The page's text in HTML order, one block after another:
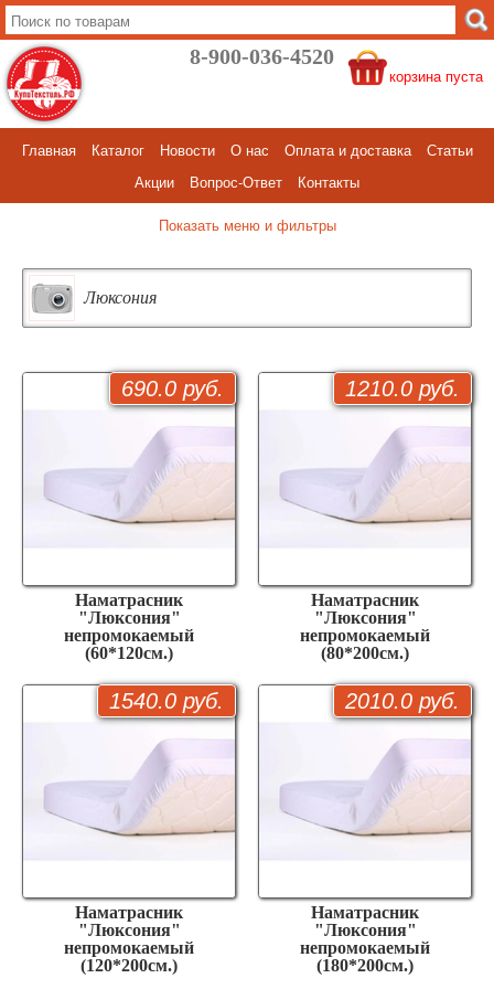
корзина пуста
8-900-036-4520
Главная Каталог Новости О нас Оплата и доставка
Статьи
Акции
Вопрос-Ответ Контакты
меню и фильтры
Люксония
Наматрасник
"Люксония"
непромокаемый
(60*120см.)
690.0 руб.
Наматрасник
"Люксония"
непромокаемый
(80*200см.)
1210.0 руб.
Наматрасник
"Люксония"
непромокаемый
(120*200см.)
1540.0 руб.
Наматрасник
"Люксония"
непромокаемый
(180*200см.)
2010.0 руб.